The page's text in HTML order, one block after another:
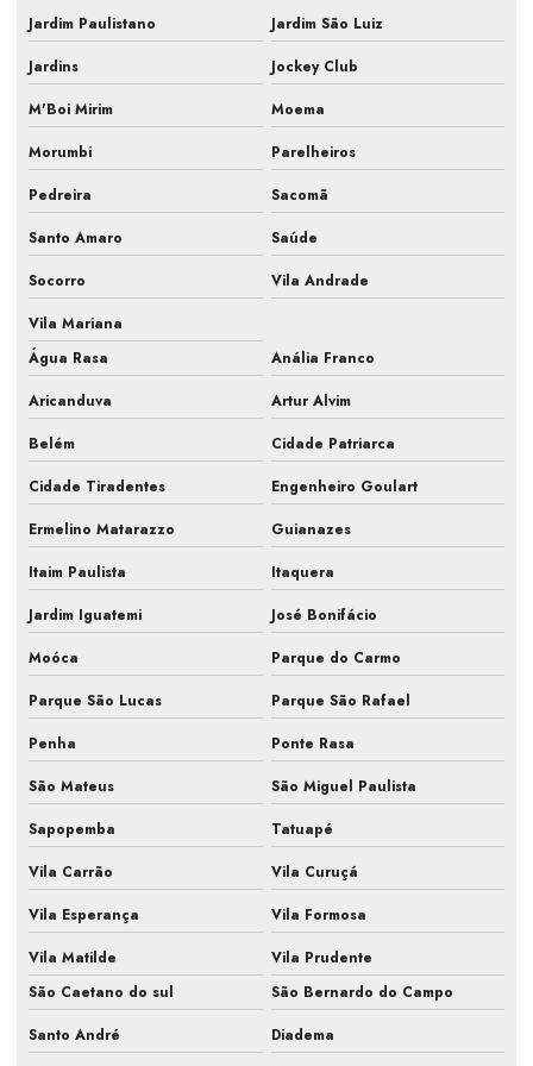
Manutenção de ar condicionado central
Manutenção de ar condicionado comercial
Manutenção de ar condicionado industrial
Manutenção de ar condicionado laboratório
Manutenção de ar condicionado pmoc
Manutenção de ar condicionado preço
Manutenção de ar condicionado quanto custa
Manutenção de ar condicionado são paulo
Manutenção de ar condicionado sp
Manutenção de ar condicionado split
Manutenção corretiva pmoc em ar condicionado
Manutenção do sistema de climatização
Manutenção e higienização de ar condicionado
Manutenção hvac
Manutenção e limpeza de ar condicionado
Manutenção periódica ar condicionado
Manutenção preventiva de ar condicionado
Manutenção preventiva de ar condicionado em escritório
Jardim Paulistano
Jardim São Luiz
Jardins
Jockey Club
M'Boi Mirim
Moema
Morumbi
Parelheiros
Pedreira
Sacomã
Santo Amaro
Saúde
Socorro
Vila Andrade
Vila Mariana
Água Rasa
Anália Franco
Aricanduva
Artur Alvim
Belém
Cidade Patriarca
Cidade Tiradentes
Engenheiro Goulart
Ermelino Matarazzo
Guianazes
Itaim Paulista
Itaquera
Jardim Iguatemi
José Bonifácio
Moóca
Parque do Carmo
Parque São Lucas
Parque São Rafael
Penha
Ponte Rasa
São Mateus
São Miguel Paulista
Sapopemba
Tatuapé
Vila Carrão
Vila Curuçá
Vila Esperança
Vila Formosa
Vila Matilde
Vila Prudente
São Caetano do sul
São Bernardo do Campo
Santo André
Diadema